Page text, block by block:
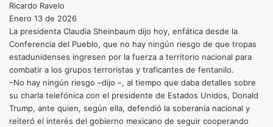
Ricardo Ravelo
Enero 13 de 2026
La presidenta Claudia Sheinbaum dijo hoy, enfática desde la
Conferencia del Pueblo, que no hay ningún riesgo de que tropas
estadunidenses ingresen por la fuerza a territorio nacional para
combatir a los grupos terroristas y traficantes de fentanilo.
–No hay ningún riesgo –dijo –, al tiempo que daba detalles sobre
su charla telefónica con el presidente de Estados Unidos, Donald
Trump, ante quien, según ella, defendió la soberanía nacional y
reiteró el interés del gobierno mexicano de seguir cooperando